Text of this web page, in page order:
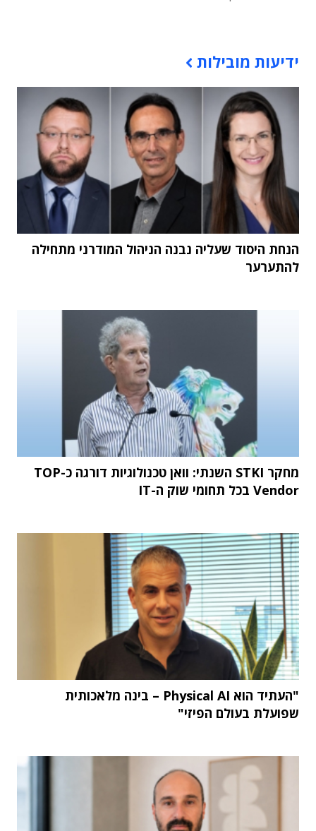
ידיעות מובילות
הנחת היסוד שעליה נבנה הניהול המודרני מתחילה
להתערער
מחקר STKI השנתי: וואן טכנולוגיות דורגה כ-TOP
Vendor בכל תחומי שוק ה-IT
"העתיד הוא Physical AI – בינה מלאכותית
שפועלת בעולם הפיזי"